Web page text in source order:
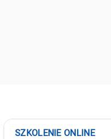
SZKOLENIE ONLINE